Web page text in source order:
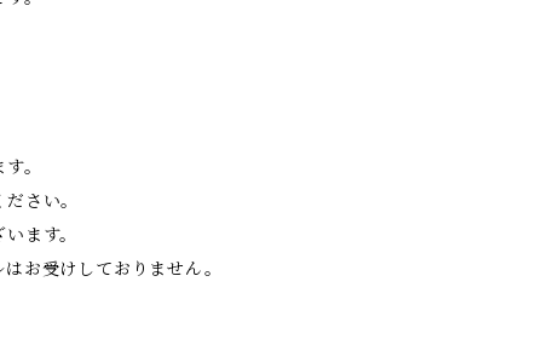
。
さい。
ます。
お受けしておりません。